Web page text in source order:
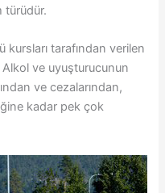
türüdür.
kursları tarafından verilen
ve uyuşturucunun
ve cezalarından,
kadar pek çok